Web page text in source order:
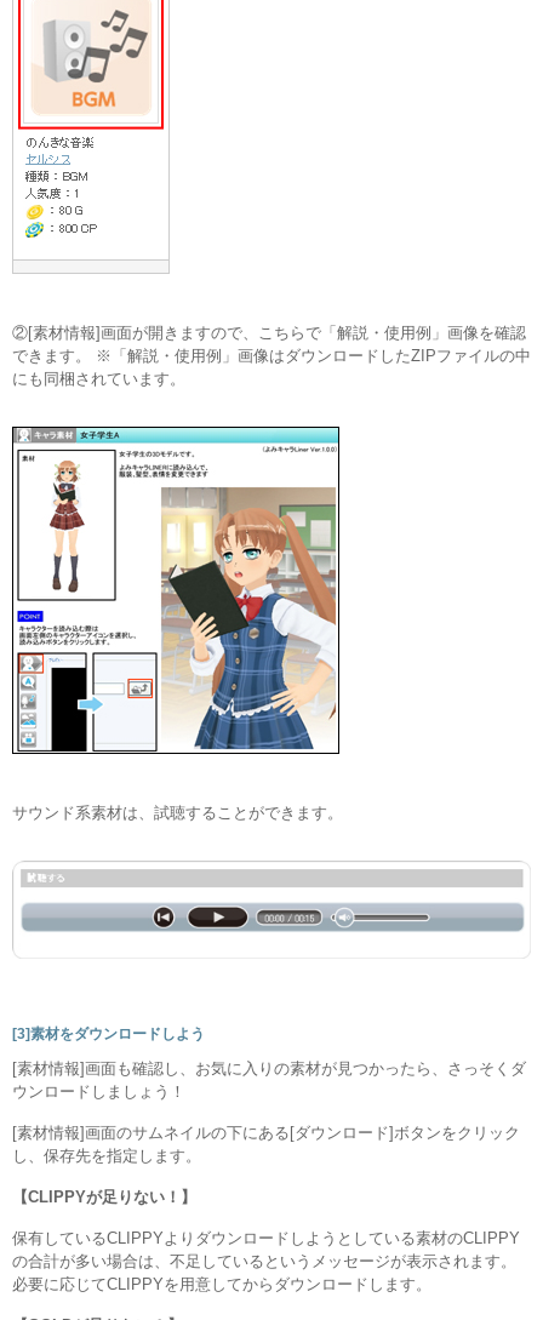
②[素材情報]画面が開きますので、こちらで「解説・使用例」画像を確認
できます。 ※「解説・使用例」画像はダウンロードしたZIPファイルの中
にも同梱されています。
サウンド系素材は、試聴することができます。
[3]素材をダウンロードしよう
[素材情報]画面も確認し、お気に入りの素材が見つかったら、さっそくダ
ウンロードしましょう！
[素材情報]画面のサムネイルの下にある[ダウンロード]ボタンをクリック
し、保存先を指定します。
【CLIPPYが足りない！】
保有しているCLIPPYよりダウンロードしようとしている素材のCLIPPY
の合計が多い場合は、不足しているというメッセージが表示されます。
必要に応じてCLIPPYを用意してからダウンロードします。